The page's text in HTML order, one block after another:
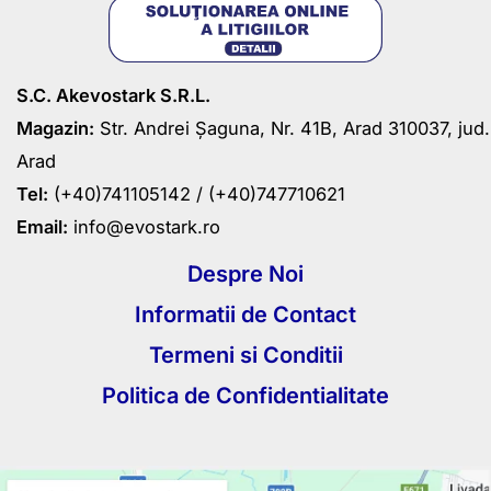
S.C. Akevostark S.R.L.
Magazin: Str. Andrei Șaguna, Nr. 41B, Arad 310037, jud.
Arad
Tel: (+40)741105142 / (+40)747710621
Email: info@evostark.ro
Despre Noi
Informatii de Contact
Termeni si Conditii
Politica de Confidentialitate